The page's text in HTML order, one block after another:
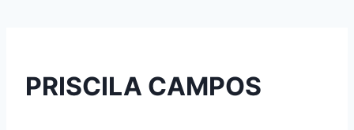
PRISCILA CAMPOS